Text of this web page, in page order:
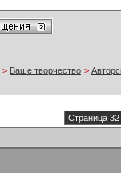
> Ваше творчество >
Страница